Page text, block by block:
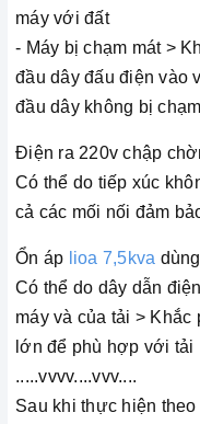
máy với đất
- Máy bị chạm mát >
đầu dây đấu điện vào
đầu dây không bị
Điện ra 220v chập
Có thể do tiếp xúc
cả các mối nối đảm
Ổn áp lioa 7,5kva
Có thể do dây dẫn
máy và của tải > Khắc
lớn để phù hợp với tải
.....vvvv....vvv....
Sau khi thực hiện